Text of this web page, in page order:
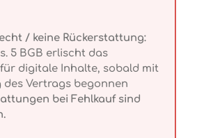
/ keine Rückerstattung:
5 BGB erlischt das
digitale Inhalte, sobald mit
Vertrags begonnen
bei Fehlkauf sind